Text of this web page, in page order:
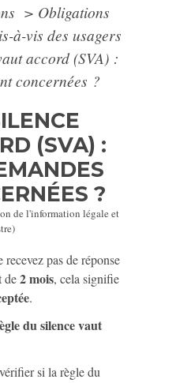
> Obligations
à-vis des usagers
accord (SVA) :
concernées ?
(SVA) :
?
de l'information légale et
pas de réponse
de2 mois, cela signifie
.
du silence vaut
si la règle du